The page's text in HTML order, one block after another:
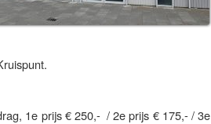
1e prijs € 250,- / 2e prijs € 175,- / 3e